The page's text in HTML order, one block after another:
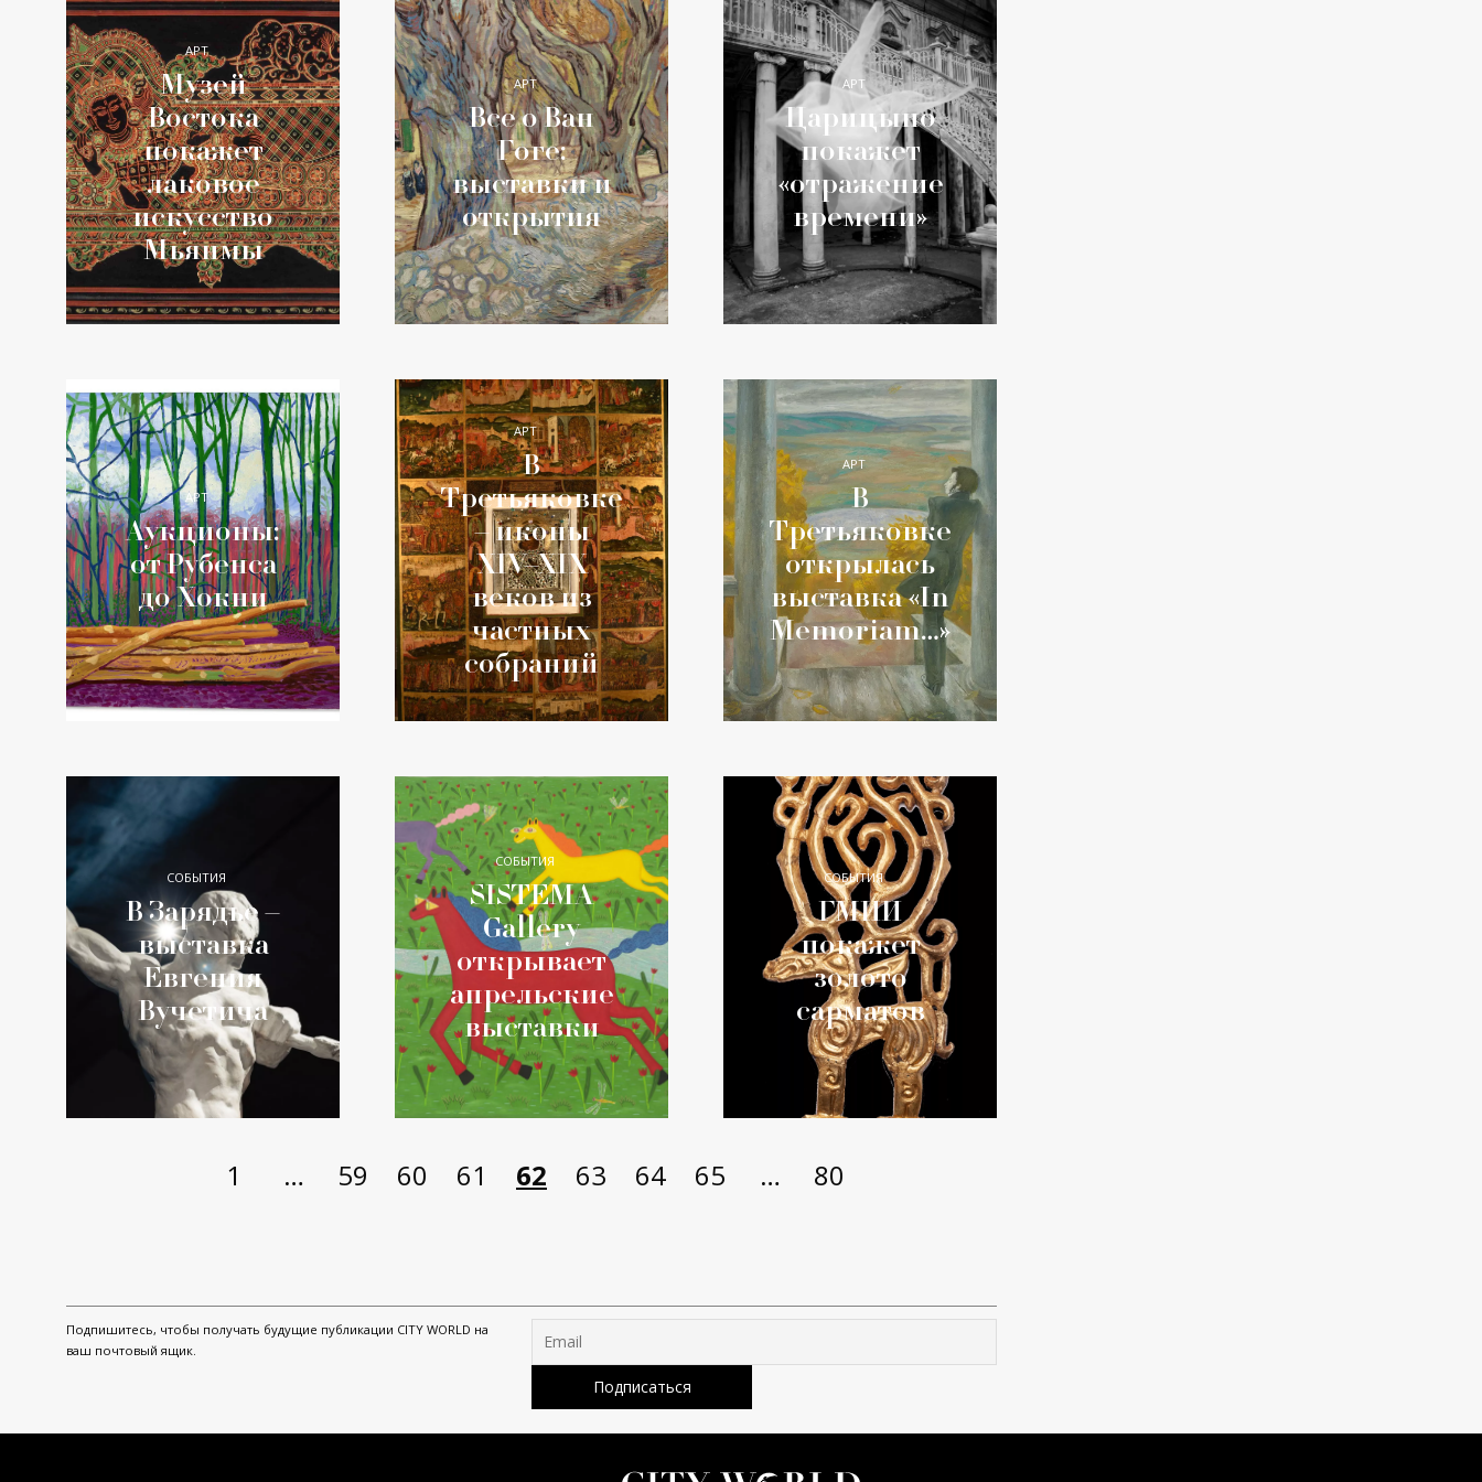
АРТ
Музей
Востока
покажет
лаковое
искусство
Мьянмы
АРТ
Все о Ван
Гоге:
выставки и
открытия
АРТ
Царицыно
покажет
«отражение
времени»
АРТ
Аукционы:
от Рубенса
до Хокни
АРТ
В
Третьяковке
– иконы
XIV–XIX
веков из
частных
собраний
АРТ
В
Третьяковке
открылась
выставка «In
Memoriam…»
СОБЫТИЯ
В Зарядье –
выставка
Евгения
Вучетича
СОБЫТИЯ
SISTEMA
Gallery
открывает
апрельские
выставки
СОБЫТИЯ
ГМИИ
покажет
золото
сарматов
1 … 59 60 61 62 63 64 65 … 80
Подпишитесь, чтобы получать будущие публикации CITY WORLD на
ваш почтовый ящик.